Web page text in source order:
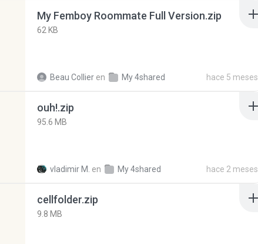
My Femboy Roommate Full Version.zip
62 KB
Beau Collier en My 4shared hace 5 meses
ouh!.zip
95.6 MB
vladimir M. en My 4shared hace 2 meses
cellfolder.zip
9.8 MB